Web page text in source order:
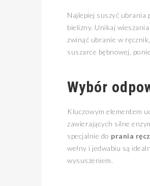
Najlepiej suszyć ubrania
bielizny. Unikaj
zwinąć ubranie w
suszarce bębnowej,
Wybór
Kluczowym elementem
zawierających silne
specjalnie do prania
wełny i jedwabiu są
wysuszeniem.